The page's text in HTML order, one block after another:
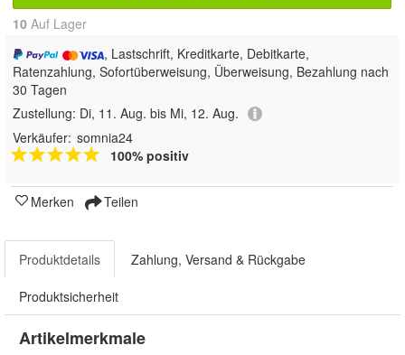
10 Auf Lager
, Lastschrift, Kreditkarte, Debitkarte,
Ratenzahlung, Sofortüberweisung, Überweisung, Bezahlung nach
30 Tagen
Zustellung: Di, 11. Aug. bis Mi, 12. Aug.
Verkäufer: somnia24
100% positiv
Merken Teilen
Produktdetails Zahlung, Versand & Rückgabe
Produktsicherheit
Artikelmerkmale